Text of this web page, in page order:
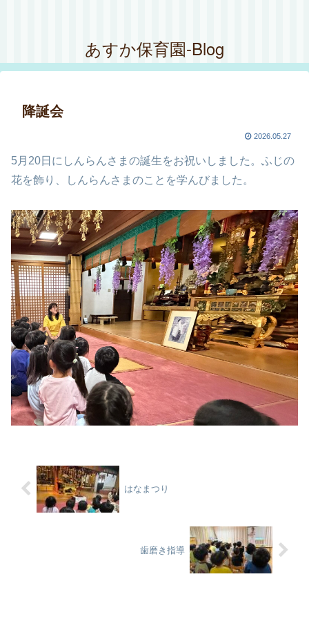
あすか保育園-Blog
降誕会
2026.05.27
5月20日にしんらんさまの誕生をお祝いしました。ふじの
花を飾り、しんらんさまのことを学んびました。
はなまつり
歯磨き指導